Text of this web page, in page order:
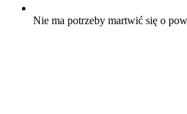
Nie ma potrzeby martwić się o